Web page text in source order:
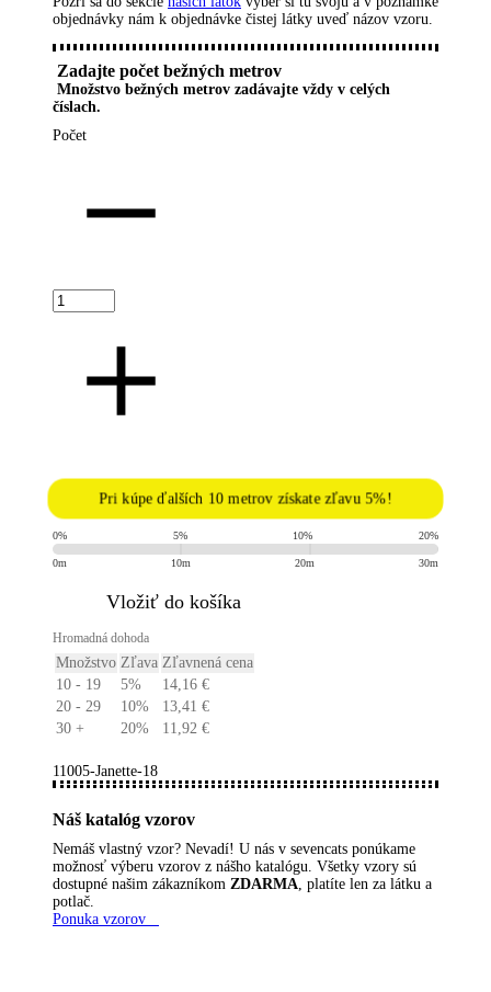
objednávky nám k objednávke čistej látky uveď názov vzoru.
Zadajte počet bežných metrov
Množstvo bežných metrov zadávajte vždy v celých
číslach.
Počet
Pri kúpe ďalších 10 metrov získate zľavu 5%!
0% 5% 10% 20%
0m 10m 20m 30m
​Vložiť do košíka
Hromadná dohoda
Množstvo Zľava Zľavnená cena
10 - 19
5% 14,16 €
20 - 29
10% 13,41 €
30 +
20% 11,92 €
11005-Janette-18
Náš katalóg vzorov
Nemáš vlastný vzor? Nevadí! U nás v sevencats ponúkame
možnosť výberu vzorov z nášho katalógu. Všetky vzory sú
dostupné našim zákazníkom ZDARMA , platíte len za látku a
potlač.
Ponuka vzorov